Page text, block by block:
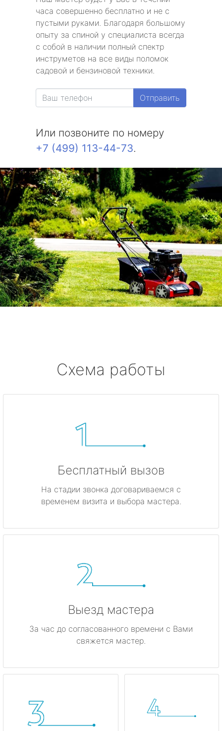
часа совершенно бесплатно и не с
пустыми руками. Благодаря большому
опыту за спиной у специалиста всегда
с собой в наличии полный спектр
инструметов на все виды поломок
садовой и бензиновой техники.
Отправить
Или позвоните по номеру
+7 (499) 113-44-73.
Схема работы
Бесплатный вызов
На стадии звонка договариваемся с
временем визита и выбора мастера.
Выезд мастера
За час до согласованного времени с Вами
свяжется мастер.